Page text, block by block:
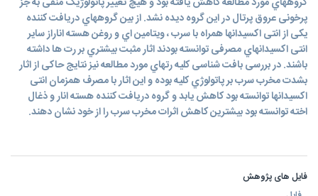
پرخونی عروق پرتال در این گروه دیده نشد. از بین گروههاي دریافت کننده
یکی از انتی اکسیدانها همراه با سرب ، ویتامین اي و روغن هسته اناراز سایر
انتی اکسیدانهاي مصرفی توانسته بودند اثار مثبت بیشتري بر رت ها داشته
باشند. در بررسی بافت شناسی کلیه رتهاي مورد مطالعه نیز نتایج حاکی از اثار
بشدت مخرب سرب بر پاتولوژي کلیه بوده و این اثار با مصرف همزمان انتی
اکسیدانها توانسته بود کاهش یابد و گروه دریافت کننده هسته انار و ذغال
اخته توانسته بود بیشترین کاهش اثرات مخرب سرب را از خود نشان دهند.
فایل های پژوهش